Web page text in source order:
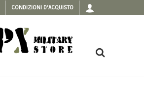
CONDIZIONI D'ACQUISTO